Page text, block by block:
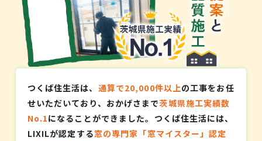
つくば住生活は、 通算で20,000件以上の工事をお任
せいただいており、おかげさまで茨城県施工実績数
No.1になることができました。つくば住生活には、
LIXILが認定する窓の専門家「窓マイスター」認定